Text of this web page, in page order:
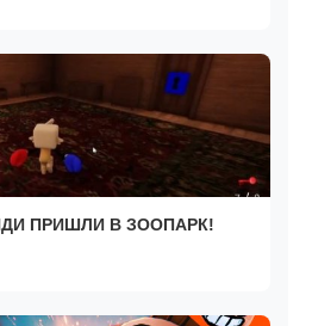
ПРИШЛИ В ЗООПАРК!